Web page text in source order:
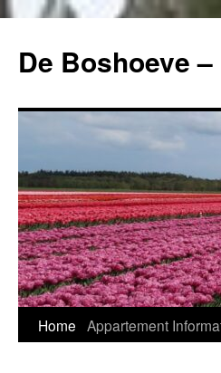
de
inhoud
De Boshoeve
Home Appartement